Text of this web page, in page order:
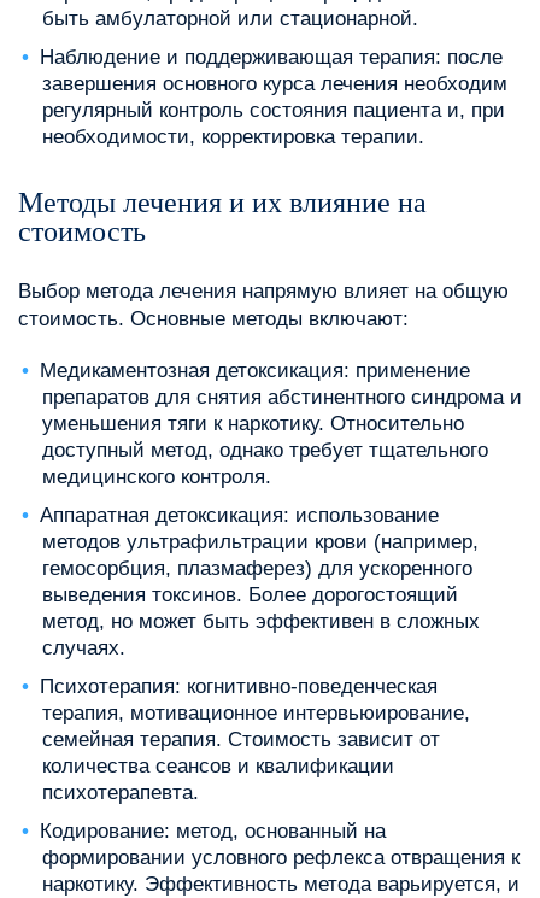
быть амбулаторной или стационарной.
Наблюдение и поддерживающая терапия: после
завершения основного курса лечения необходим
регулярный контроль состояния пациента и, при
необходимости, корректировка терапии.
Методы лечения и их влияние на
стоимость
Выбор метода лечения напрямую влияет на общую
стоимость. Основные методы включают:
Медикаментозная детоксикация: применение
препаратов для снятия абстинентного синдрома и
уменьшения тяги к наркотику. Относительно
доступный метод, однако требует тщательного
медицинского контроля.
Аппаратная детоксикация: использование
методов ультрафильтрации крови (например,
гемосорбция, плазмаферез) для ускоренного
выведения токсинов. Более дорогостоящий
метод, но может быть эффективен в сложных
случаях.
Психотерапия: когнитивно-поведенческая
терапия, мотивационное интервьюирование,
семейная терапия. Стоимость зависит от
количества сеансов и квалификации
психотерапевта.
Кодирование: метод, основанный на
формировании условного рефлекса отвращения к
наркотику. Эффективность метода варьируется, и